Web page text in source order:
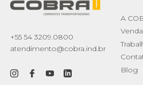
+55 54 3209.0800
atendimento@cobra.ind.br
A
Blog